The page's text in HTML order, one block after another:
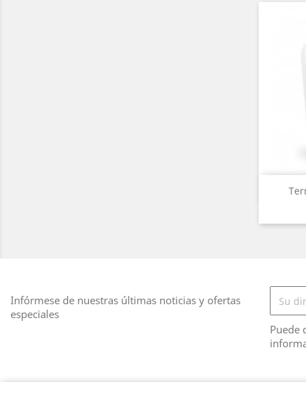
Infórmese de nuestras últimas noticias y ofertas
especiales
Puede